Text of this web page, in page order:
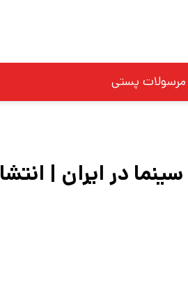
مرسولات پستی
در ایران |